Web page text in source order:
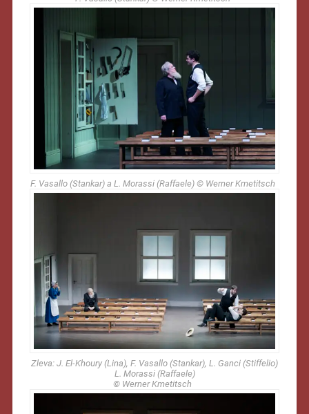
F. Vasallo (Stankar) a L. Morassi (Raffaele) © Werner Kmetitsch
Zleva: J. El-Khoury (Lina), F. Vasallo (Stankar), L. Ganci (Stiffelio)
L. Morassi (Raffaele)
© Werner Kmetitsch